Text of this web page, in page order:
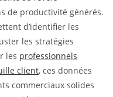
de productivité générés.
d’identifier les
les stratégies
les professionnels
client, ces données
commerciaux solides